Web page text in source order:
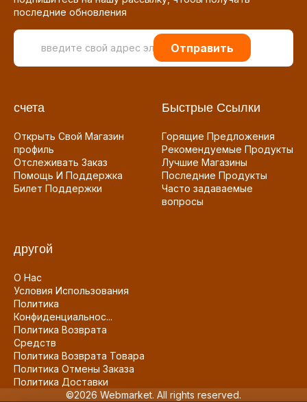
последние обновления
Отправить
счета
Открыть Свой Магазин
профиль
Отслеживать Заказ
Помощь И Поддержка
Билет Поддержки
Быстрые Ссылки
Горящие Предложения
Рекомендуемые Продукты
Лучшие Магазины
Последние Продукты
Часто задаваемые
вопросы
другой
О Нас
Условия Использования
Политика
Конфиденциальнос...
Политика Возврата
Средств
Политика Возврата Товара
Политика Отмены Заказа
Политика Доставки
©2026 Webmarket. All rights reserved.